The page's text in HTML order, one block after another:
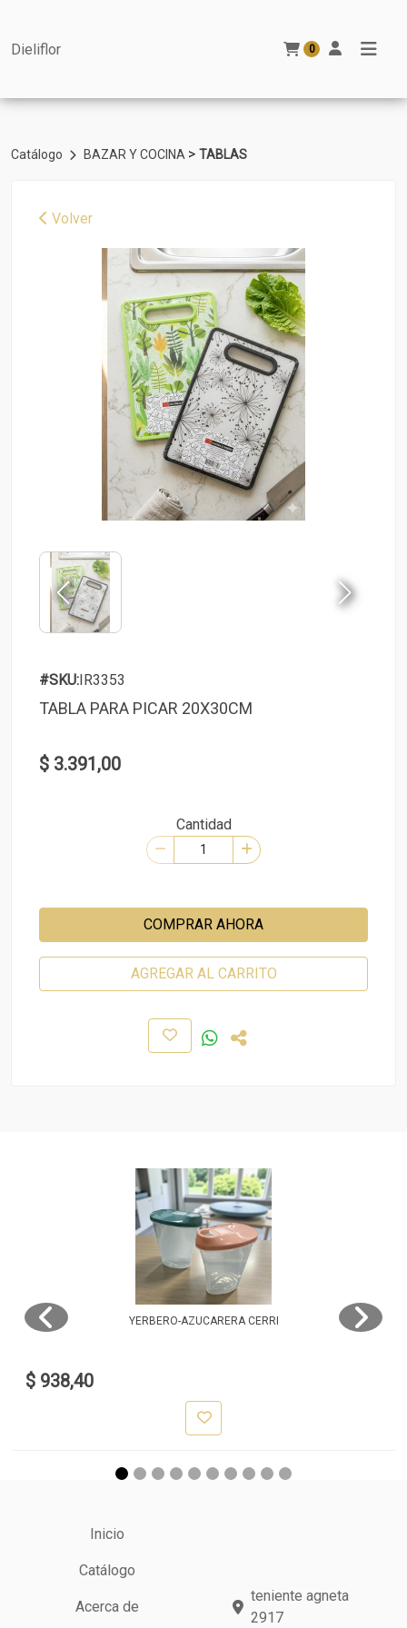
Dieliflor 0
Catálogo BAZAR Y COCINA > TABLAS
Volver
#SKU:IR3353
TABLA PARA PICAR 20X30CM
$ 3.391,00
Cantidad
COMPRAR AHORA
AGREGAR AL CARRITO
YERBERO-AZUCARERA CERRI
$ 938,40
Inicio
Catálogo
Acerca de
teniente agneta
2917